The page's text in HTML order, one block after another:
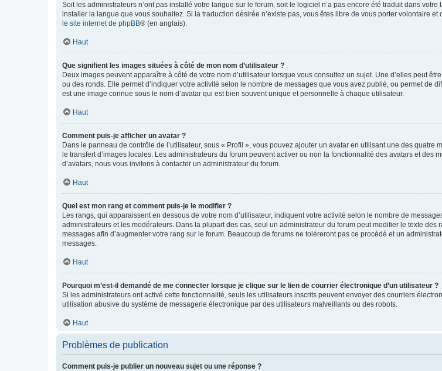
Soit les administrateurs n’ont pas installé votre langue sur le forum, soit le logiciel n’a pas encore été traduit dans
installer la langue que vous souhaitez. Si la traduction désirée n’existe pas, vous êtes libre de vous porter volontaire
le site internet de phpBB® (en anglais).
Haut
Que signifient les images situées à côté de mon nom d’utilisateur ?
Deux images peuvent apparaître à côté de votre nom d’utilisateur lorsque vous consultez un sujet. Une d’elles peut
ou des ronds. Elle permet d’indiquer votre activité selon le nombre de messages que vous avez publié, ou permet de
est une image connue sous le nom d’avatar qui est bien souvent unique et personnelle à chaque utilisateur.
Haut
Comment puis-je afficher un avatar ?
Dans le panneau de contrôle de l’utilisateur, sous « Profil », vous pouvez ajouter un avatar en utilisant une des
le transfert d’images locales. Les administrateurs du forum peuvent activer ou non la fonctionnalité des avatars et
d’avatars, nous vous invitons à contacter un administrateur du forum.
Haut
Quel est mon rang et comment puis-je le modifier ?
Les rangs, qui apparaissent en dessous de votre nom d’utilisateur, indiquent votre activité selon le nombre de
administrateurs et les modérateurs. Dans la plupart des cas, seul un administrateur du forum peut modifier le texte
messages afin d’augmenter votre rang sur le forum. Beaucoup de forums ne toléreront pas ce procédé et un
messages.
Haut
Pourquoi m’est-il demandé de me connecter lorsque je clique sur le lien de courrier électronique d’un utilisateur ?
Si les administrateurs ont activé cette fonctionnalité, seuls les utilisateurs inscrits peuvent envoyer des courriers
utilisation abusive du système de messagerie électronique par des utilisateurs malveillants ou des robots.
Haut
Problèmes de publication
Comment puis-je publier un nouveau sujet ou une réponse ?